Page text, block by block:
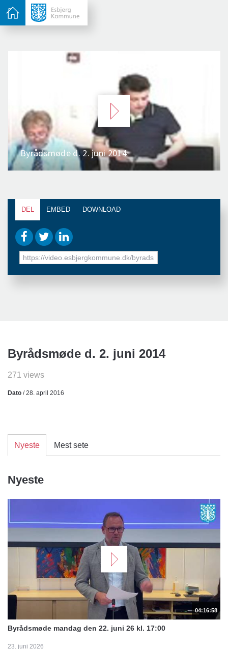
DEL EMBED DOWNLOAD
URL
to
Byrådsmøde d. 2. juni 2014
271 views
Dato / 28. april 2016
Nyeste Mest sete
Nyeste
04:16:58
Byrådsmøde mandag den 22. juni 26 kl. 17:00
23. juni 2026